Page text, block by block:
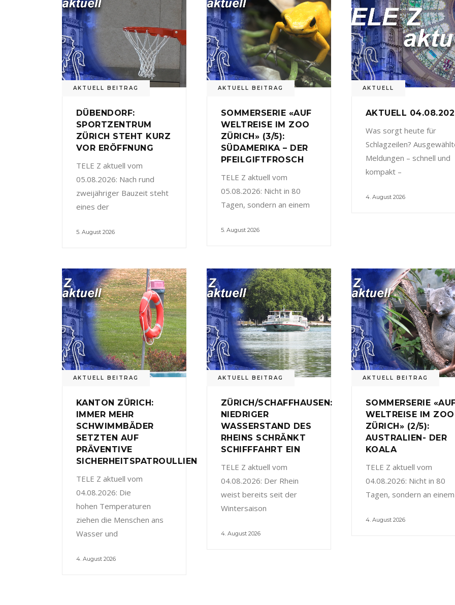
AKTUELL BEITRAG
DÜBENDORF:
SPORTZENTRUM
ZÜRICH STEHT KURZ
VOR ERÖFFNUNG
TELE Z aktuell vom
05.08.2026: Nach rund
zweijähriger Bauzeit steht
eines der
5. August 2026
AKTUELL BEITRAG
SOMMERSERIE «AUF
WELTREISE IM ZOO
ZÜRICH» (3/5):
SÜDAMERIKA – DER
PFEILGIFTFROSCH
TELE Z aktuell vom
05.08.2026: Nicht in 80
Tagen, sondern an einem
5. August 2026
AKTUELL
AKTUELL
Was sorgt heute für
Schlagzeilen?
Meldungen – schnell und
kompakt –
4. August 2026
AKTUELL BEITRAG
KANTON ZÜRICH:
IMMER MEHR
SCHWIMMBÄDER
SETZTEN AUF
PRÄVENTIVE
SICHERHEITSPATROULLIEN
TELE Z aktuell vom
04.08.2026: Die
hohen Temperaturen
ziehen die Menschen ans
Wasser und
4. August 2026
AKTUELL BEITRAG
ZÜRICH/SCHAFFHAUSEN:
NIEDRIGER
WASSERSTAND DES
RHEINS SCHRÄNKT
SCHIFFFAHRT EIN
TELE Z aktuell vom
04.08.2026: Der Rhein
weist bereits seit der
Wintersaison
4. August 2026
AKTUELL BEITRAG
SOMMERSERIE
WELTREISE IM ZOO
ZÜRICH» (2/5):
AUSTRALIEN- DER
KOALA
TELE Z aktuell vom
04.08.2026: Nicht in 80
Tagen, sondern an einem
4. August 2026